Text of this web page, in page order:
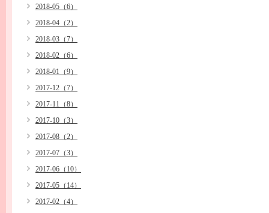
2018-05（6）
2018-04（2）
2018-03（7）
2018-02（6）
2018-01（9）
2017-12（7）
2017-11（8）
2017-10（3）
2017-08（2）
2017-07（3）
2017-06（10）
2017-05（14）
2017-02（4）